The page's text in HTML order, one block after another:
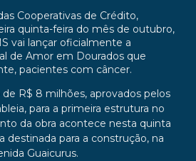
Cooperativas de Crédito,
quinta-feira do mês de outubro,
vai lançar oficialmente a
de Amor em Dourados que
pacientes com câncer.
R$ 8 milhões, aprovados pelos
para a primeira estrutura no
da obra acontece nesta quinta
destinada para a construção, na
Guaicurus.